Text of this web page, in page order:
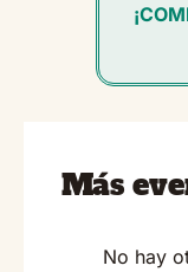
Más
No hay